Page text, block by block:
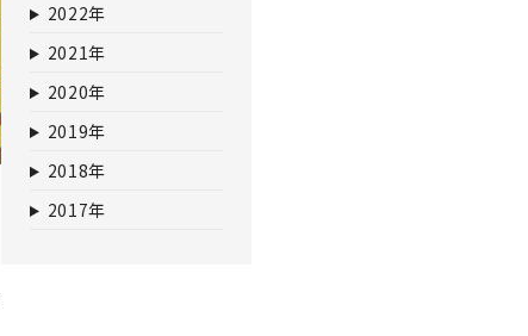
2022年
2021年
2020年
2019年
2018年
2017年